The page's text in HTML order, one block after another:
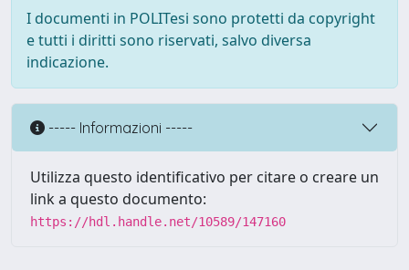
I documenti in POLITesi sono protetti da copyright
e tutti i diritti sono riservati, salvo diversa
indicazione.
----- Informazioni -----
Utilizza questo identificativo per citare o creare un
link a questo documento:
https://hdl.handle.net/10589/147160